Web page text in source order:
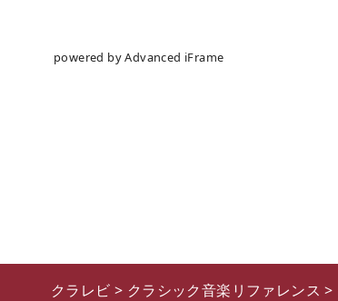
powered by Advanced iFrame
クラレビ > クラシック音楽リファレンス >